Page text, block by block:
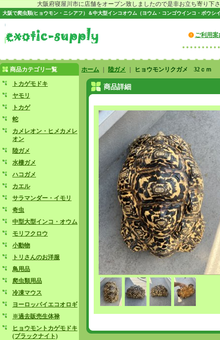
大阪府寝屋川市に店舗をオープン致しましたので是非お立ち寄り下
大阪で爬虫類(ヒョウモン・ニシアフ）＆中大型インコオウム（ヨウム・コンゴウインコ・ボウシ
ご利用案
商品カテゴリ一覧
トカゲモドキ
ヤモリ
トカゲ
蛇
カメレオン・ヒメカメレ
オン
陸ガメ
水棲ガメ
ハコガメ
カエル
サラマンダー・イモリ
奇虫
中型大型インコ・オウム
モリフクロウ
小動物
トリさんのお洋服
鳥用品
爬虫類用品
冷凍マウス
ヨーロッパイエコオロギ
※過去販売生体禄
ヒョウモントカゲモドキ
(ブラックナイト)
ホーム 陸ガメ ヒョウモンリクガメ 32ｃｍ
商品詳細